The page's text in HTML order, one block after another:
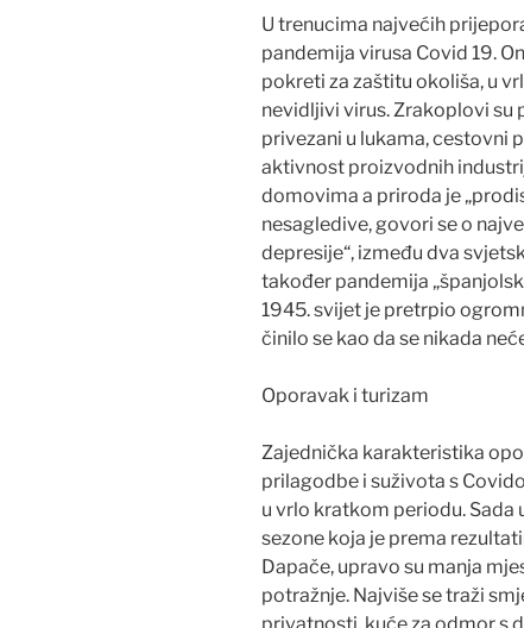
U trenucima najvećih
pandemija virusa Covid 19.
pokreti za zaštitu okoliša, u
nevidljivi virus. Zrakoplovi su
privezani u lukama, cestovni
aktivnost proizvodnih
domovima a priroda je
nesagledive, govori se o
depresije“, između dva
također pandemija
1945. svijet je pretrpio
činilo se kao da se nikada
Oporavak i turizam
Zajednička karakteristika
prilagodbe i suživota s
u vrlo kratkom periodu.
sezone koja je prema
Dapače, upravo su manja
potražnje. Najviše se traži